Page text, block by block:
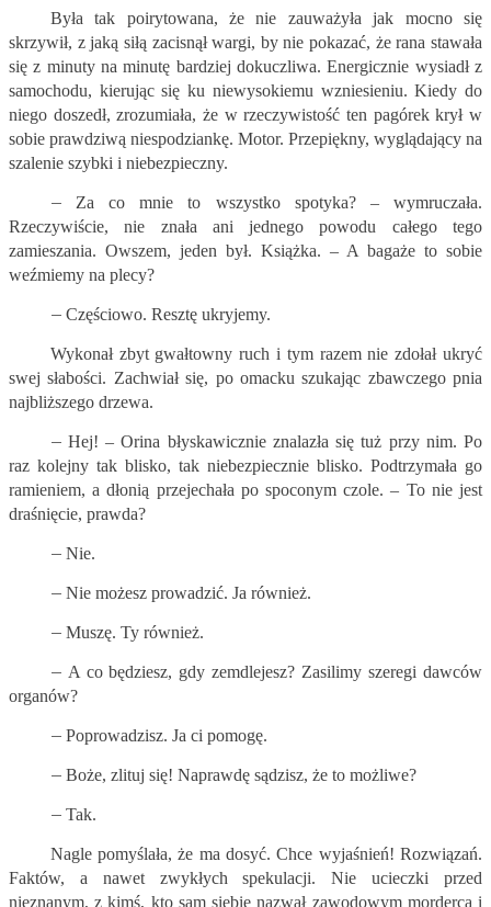
Była tak poirytowana, że nie zauważyła jak mocno się
skrzywił, z jaką siłą zacisnął wargi, by nie pokazać, że rana stawała
się z minuty na minutę bardziej dokuczliwa. Energicznie wysiadł z
samochodu, kierując się ku niewysokiemu wzniesieniu. Kiedy do
niego doszedł, zrozumiała, że w rzeczywistość ten pagórek krył w
sobie prawdziwą niespodziankę. Motor. Przepiękny, wyglądający na
szalenie szybki i niebezpieczny.
– Za co mnie to wszystko spotyka? – wymruczała.
Rzeczywiście, nie znała ani jednego powodu całego tego
zamieszania. Owszem, jeden był. Książka. – A bagaże to sobie
weźmiemy na plecy?
– Częściowo. Resztę ukryjemy.
Wykonał zbyt gwałtowny ruch i tym razem nie zdołał ukryć
swej słabości. Zachwiał się, po omacku szukając zbawczego pnia
najbliższego drzewa.
–Hej! – Orina błyskawicznie znalazła się tuż przy nim. Po
raz kolejny tak blisko, tak niebezpiecznie blisko. Podtrzymała go
ramieniem, a dłonią przejechała po spoconym czole. – To nie jest
draśnięcie, prawda?
– Nie.
– Nie możesz prowadzić. Ja również.
– Muszę. Ty również.
– A co będziesz, gdy zemdlejesz? Zasilimy szeregi dawców
organów?
– Poprowadzisz. Ja ci pomogę.
– Boże, zlituj się! Naprawdę sądzisz, że to możliwe?
– Tak.
Nagle pomyślała, że ma dosyć. Chce wyjaśnień! Rozwiązań.
Faktów, a nawet zwykłych spekulacji. Nie ucieczki przed
nieznanym, z kimś, kto sam siebie nazwał zawodowym mordercą i